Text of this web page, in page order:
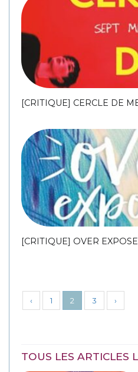
[CRITIQUE] CERCLE DE
[CRITIQUE] OVER
‹ 1 2 3 ›
TOUS LES ARTICLES